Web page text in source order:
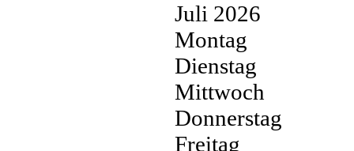
Juli 2026
Montag
Dienstag
Mittwoch
Donnerstag
Freitag